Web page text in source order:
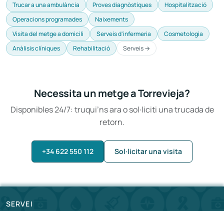
Trucar a una ambulància Proves diagnòstiques
Hospitalització
Operacions programades
Naixements
Visita del metge a domicili
Serveis d'infermeria
Cosmetologia
Anàlisis clíniques
Rehabilitació Serveis →
Necessita un metge a Torrevieja?
Disponibles 24/7: truqui’ns ara o sol·liciti una trucada de
retorn.
+34 622 550 112 Sol·licitar una visita
SERVEI